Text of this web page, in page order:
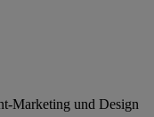
Marketing und Design